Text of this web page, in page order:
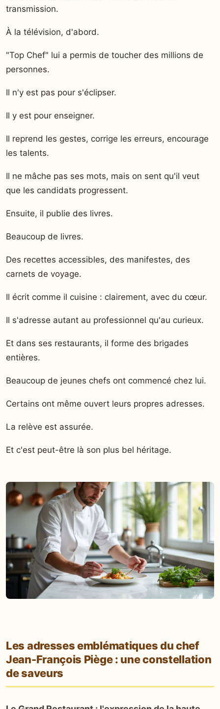
transmission.
À la télévision, d'abord.
"Top Chef" lui a permis de toucher des millions de
personnes.
Il n'y est pas pour s'éclipser.
Il y est pour enseigner.
Il reprend les gestes, corrige les erreurs, encourage
les talents.
Il ne mâche pas ses mots, mais on sent qu'il veut
que les candidats progressent.
Ensuite, il publie des livres.
Beaucoup de livres.
Des recettes accessibles, des manifestes, des
carnets de voyage.
Il écrit comme il cuisine : clairement, avec du cœur.
Il s'adresse autant au professionnel qu'au curieux.
Et dans ses restaurants, il forme des brigades
entières.
Beaucoup de jeunes chefs ont commencé chez lui.
Certains ont même ouvert leurs propres adresses.
La relève est assurée.
Et c'est peut-être là son plus bel héritage.
Les adresses emblématiques du chef
Jean-François Piège : une constellation
de saveurs